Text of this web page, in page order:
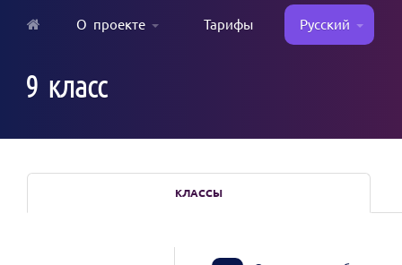
content
О проекте Тарифы Русский
9 класс
КЛАССЫ